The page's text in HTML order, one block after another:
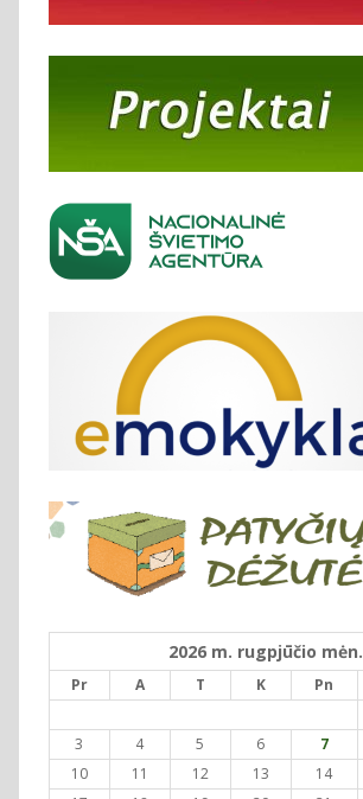
2026 m. rugpjūčio mėn.
Pr A T K Pn
3
4 5 6 7
10
11 12 13 14